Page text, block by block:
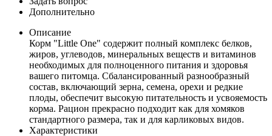
Дополнительно
Описание
Корм "Little One" содержит полный комплекс белков,
жиров, углеводов, минеральных веществ и витаминов
необходимых для полноценного питания и здоровья
вашего питомца. Сбалансированный разнообразный
состав, включающий зерна, семена, орехи и редкие
плоды, обеспечит высокую питательность и усвояемость
корма. Рацион прекрасно подходит как для хомяков
стандартного размера, так и для карликовых видов.
Характеристики